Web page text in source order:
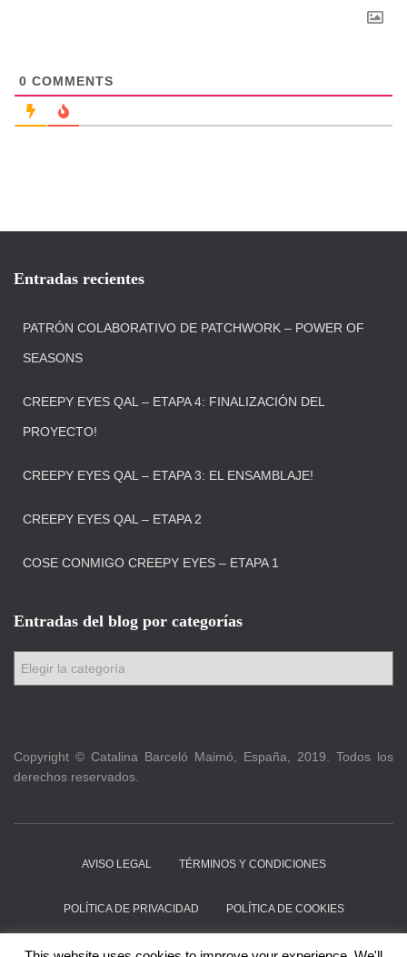
0 COMMENTS
Entradas recientes
PATRÓN COLABORATIVO DE PATCHWORK – POWER OF
SEASONS
CREEPY EYES QAL – ETAPA 4: FINALIZACIÓN DEL
PROYECTO!
CREEPY EYES QAL – ETAPA 3: EL ENSAMBLAJE!
CREEPY EYES QAL – ETAPA 2
COSE CONMIGO CREEPY EYES – ETAPA 1
Entradas del blog por categorías
d
a
d
Copyright © Catalina Barceló Maimó, España, 2019. Todos los
derechos reservados.
AVISO LEGAL TÉRMINOS Y CONDICIONES
POLÍTICA DE PRIVACIDAD POLÍTICA DE COOKIES
ACTUALIZACIONES PATRONES QUIEN SOY CONTACTO